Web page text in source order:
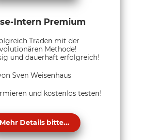
Intern Premium
Traden mit der
Methode!
und dauerhaft erfolgreich!
Sven Weisenhaus
und kostenlos testen!
Mehr Details bitte...